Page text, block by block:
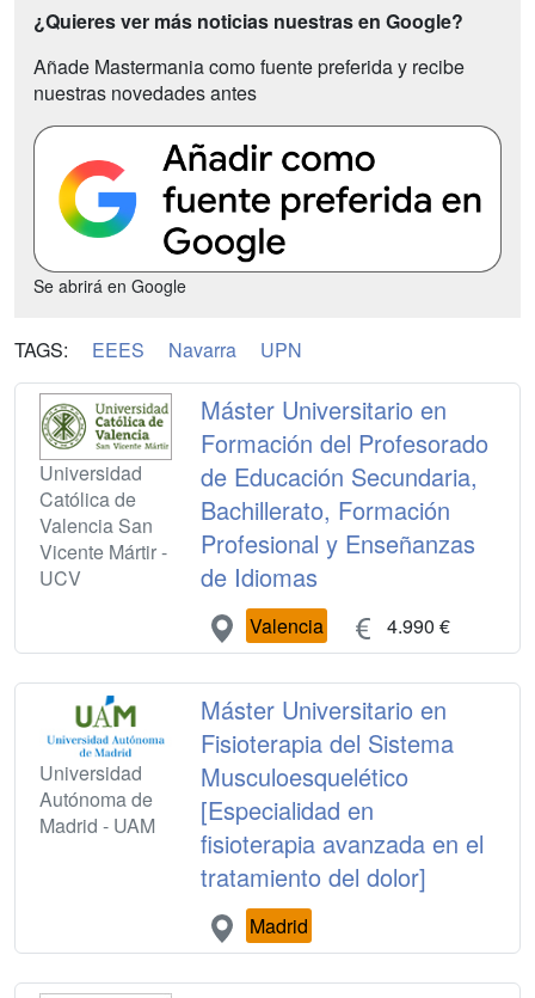
¿Quieres ver más noticias nuestras en Google?
Añade Mastermania como fuente preferida y recibe
nuestras novedades antes
Se abrirá en Google
TAGS: EEES Navarra UPN
Universidad
Católica de
Valencia San
Vicente Mártir -
UCV
Máster Universitario en
Formación del Profesorado
de Educación Secundaria,
Bachillerato, Formación
Profesional y Enseñanzas
de Idiomas
Valencia 4.990 €
Universidad
Autónoma de
Madrid - UAM
Máster Universitario en
Fisioterapia del Sistema
Musculoesquelético
[Especialidad en
fisioterapia avanzada en el
tratamiento del dolor]
Madrid